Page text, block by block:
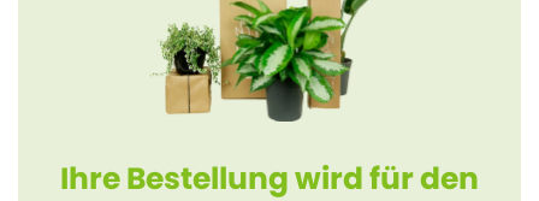
Ihre Bestellung wird für den